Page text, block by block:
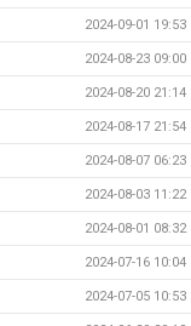
2024-09-01 19:53
2024-08-23 09:00
2024-08-20 21:14
2024-08-17 21:54
2024-08-07 06:23
2024-08-03 11:22
2024-08-01 08:32
2024-07-16 10:04
2024-07-05 10:53